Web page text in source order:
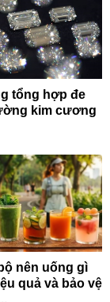
tổng hợp đe
kim cương
nên uống gì
quả và bảo vệ